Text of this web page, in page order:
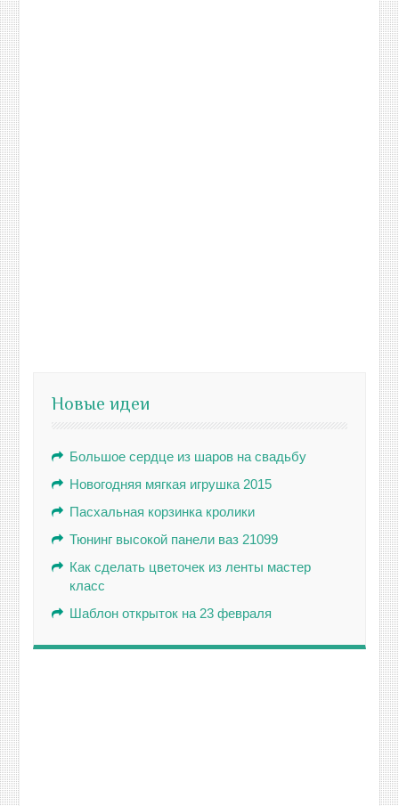
Новые идеи
Большое сердце из шаров на свадьбу
Новогодняя мягкая игрушка 2015
Пасхальная корзинка кролики
Тюнинг высокой панели ваз 21099
Как сделать цветочек из ленты мастер
класс
Шаблон открыток на 23 февраля